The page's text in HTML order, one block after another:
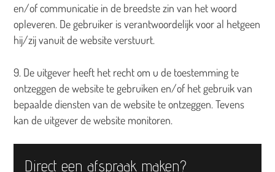
en/of communicatie in de breedste zin van het woord
opleveren. De gebruiker is verantwoordelijk voor al hetgeen
hij/zij vanuit de website verstuurt.
9. De uitgever heeft het recht om u de toestemming te
ontzeggen de website te gebruiken en/of het gebruik van
bepaalde diensten van de website te ontzeggen. Tevens
kan de uitgever de website monitoren.
Direct een afspraak maken?